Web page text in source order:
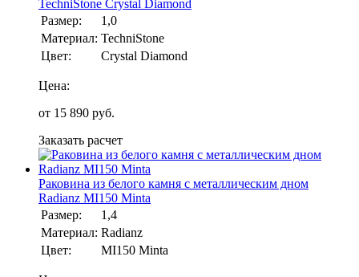
TechniStone Crystal Diamond
Размер:
1,0
Материал: TechniStone
Цвет:
Crystal Diamond
Цена:
от 15 890 руб.
Заказать расчет
Раковина из белого камня с металлическим дном
Radianz MI150 Minta
Размер:
1,4
Материал: Radianz
Цвет:
MI150 Minta